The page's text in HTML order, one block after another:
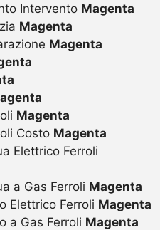
Intervento Magenta
Magenta
Magenta
Magenta
Costo Magenta
Elettrico Ferroli
a Gas Ferroli Magenta
Elettrico Ferroli Magenta
a Gas Ferroli Magenta